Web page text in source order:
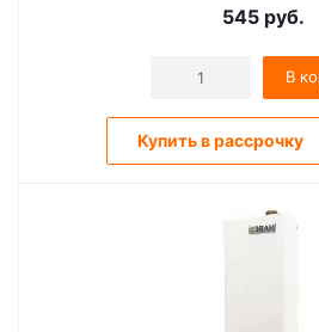
545 руб.
В
Купить в рассрочку